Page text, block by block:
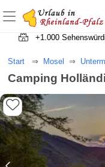
+1.500
+1.000
Start Mosel
Camping